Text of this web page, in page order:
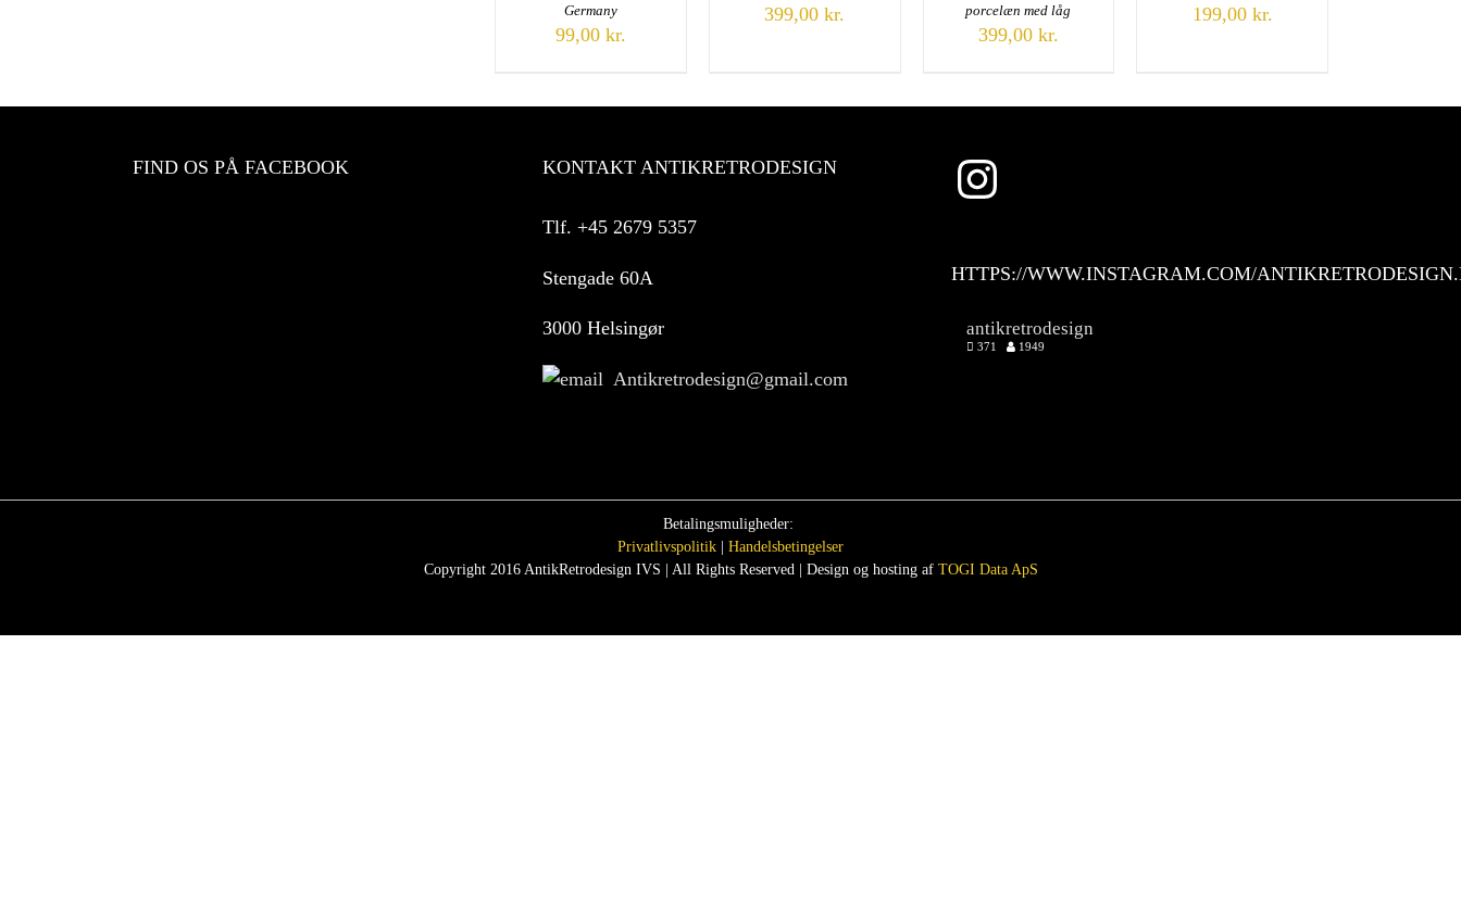
Germany
99,00 kr.
399,00kr.
porcelæn med låg
399,00 kr.
199,00 kr.
FIND OS PÅ FACEBOOK KONTAKT ANTIKRETRODESIGN
Tlf. +45 2679 5357
Stengade 60A
3000 Helsingør
Antikretrodesign@gmail.com
HTTPS://WWW.INSTAGRAM.COM/
antikretrodesign
371 1949
Betalingsmuligheder:
Privatlivspolitik
Handelsbetingelser
Copyright 2016 AntikRetrodesign IVS | All Rights Reserved | Design og hosting af TOGI Data ApS